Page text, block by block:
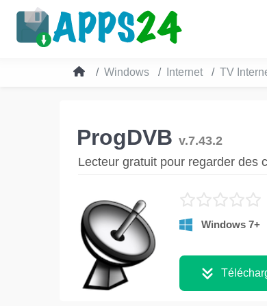
Windows Internet TV
ProgDVB v.7.43.2
Lecteur gratuit pour regarder des
Windows 7+